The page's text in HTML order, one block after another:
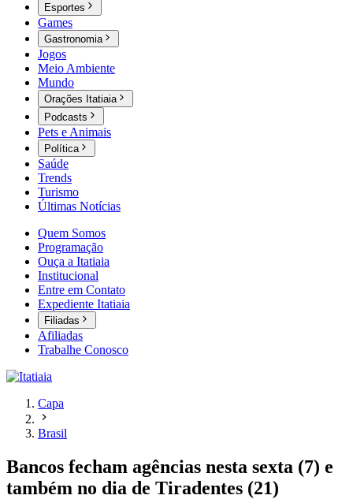
Esportes
Games
Gastronomia
Jogos
Meio Ambiente
Mundo
Orações Itatiaia
Podcasts
Pets e Animais
Política
Saúde
Trends
Turismo
Últimas Notícias
Quem Somos
Programação
Ouça a Itatiaia
Institucional
Entre em Contato
Expediente Itatiaia
Filiadas
Afiliadas
Trabalhe Conosco
Capa
Brasil
Bancos fecham agências nesta sexta (7) e
também no dia de Tiradentes (21)